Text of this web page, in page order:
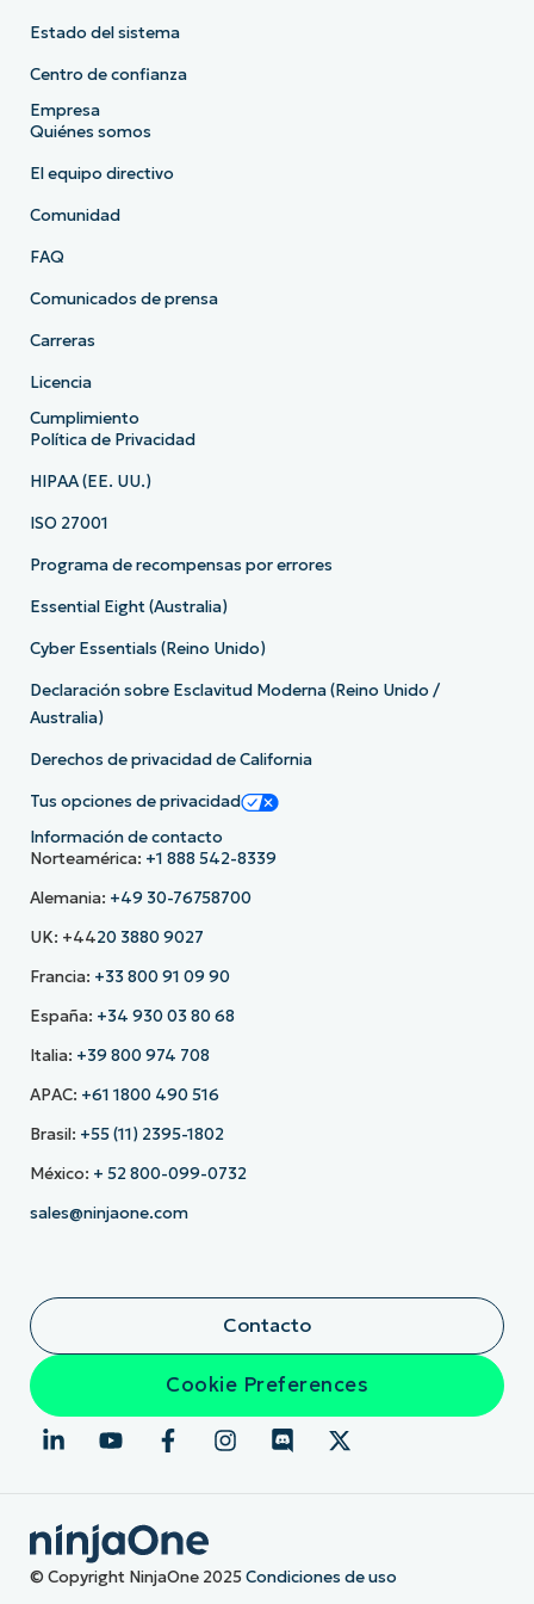
Estado del sistema
Centro de confianza
Empresa
Quiénes somos
El equipo directivo
Comunidad
FAQ
Comunicados de prensa
Carreras
Licencia
Cumplimiento
Política de Privacidad
HIPAA (EE. UU.)
ISO 27001
Programa de recompensas por errores
Essential Eight (Australia)
Cyber Essentials (Reino Unido)
Declaración sobre Esclavitud Moderna (Reino Unido /
Australia)
Derechos de privacidad de California
Tus opciones de privacidad
Información de contacto
Norteamérica: +1 888 542-8339
Alemania: +49 30-76758700
UK: +4420 3880 9027
Francia: +33 800 91 09 90
España: +34 930 03 80 68
Italia: +39 800 974 708
APAC: +61 1800 490 516
Brasil: +55 (11) 2395-1802
México: + 52 800-099-0732
sales@ninjaone.com
Contacto
Cookie Preferences
© Copyright NinjaOne 2025Condiciones de uso